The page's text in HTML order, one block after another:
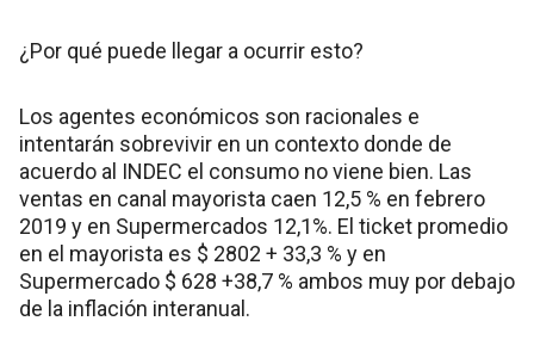
¿Por qué puede llegar a ocurrir esto?
Los agentes económicos son racionales e
intentarán sobrevivir en un contexto donde de
acuerdo al INDEC el consumo no viene bien. Las
ventas en canal mayorista caen 12,5 % en febrero
2019 y en Supermercados 12,1%. El ticket promedio
en el mayorista es $ 2802 + 33,3 % y en
Supermercado $ 628 +38,7 % ambos muy por debajo
de la inflación interanual.